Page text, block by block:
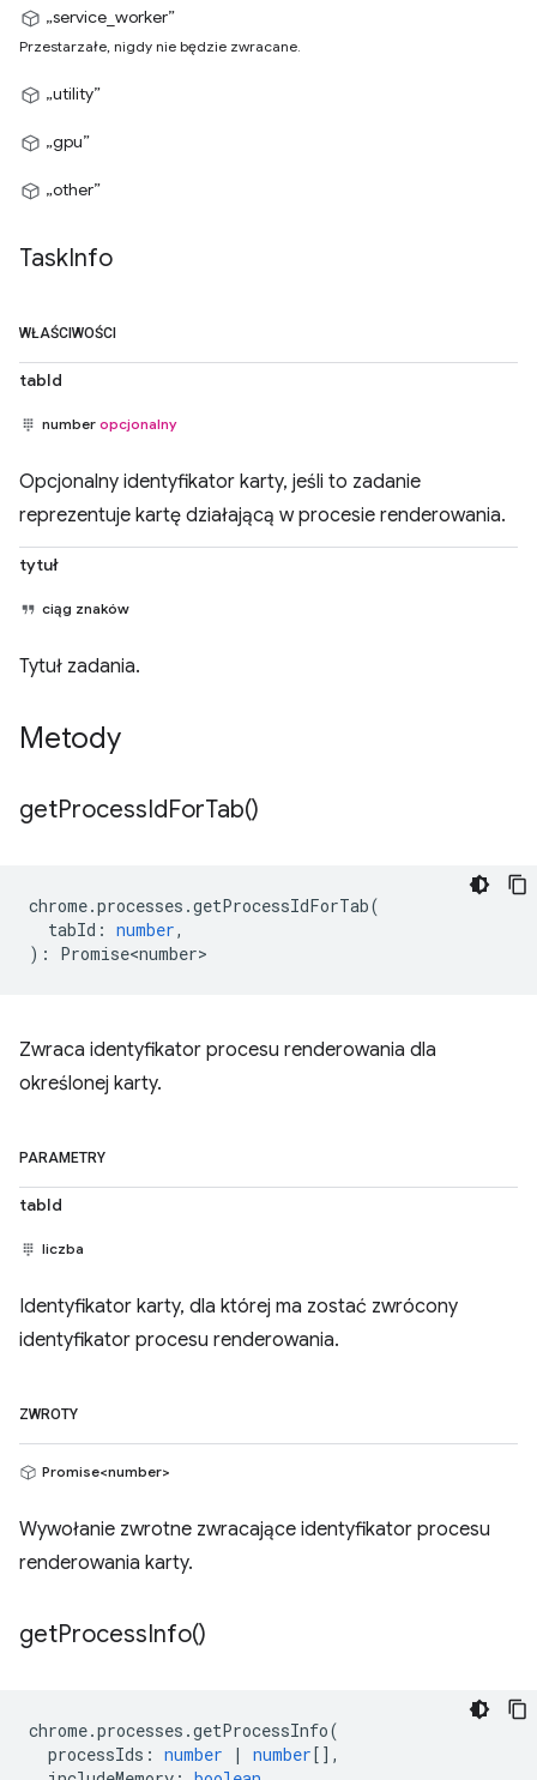
„service_worker”
Przestarzałe, nigdy nie będzie zwracane.
„utility”
„gpu”
„other”
TaskInfo
WŁAŚCIWOŚCI
tabId
number opcjonalny
Opcjonalny identyfikator karty, jeśli to zadanie
reprezentuje kartę działającą w procesie renderowania.
tytuł
ciąg znaków
Tytuł zadania.
Metody
getProcessIdForTab()
chrome.processes .getProcessIdForTab(
tabId : number,
) : Promise<number>
Zwraca identyfikator procesu renderowania dla
określonej karty.
PARAMETRY
tabId
liczba
Identyfikator karty, dla której ma zostać zwrócony
identyfikator procesu renderowania.
ZWROTY
Promise<number>
Wywołanie zwrotne zwracające identyfikator procesu
renderowania karty.
getProcessInfo()
chrome.processes .getProcessInfo(
processIds : number | number[],